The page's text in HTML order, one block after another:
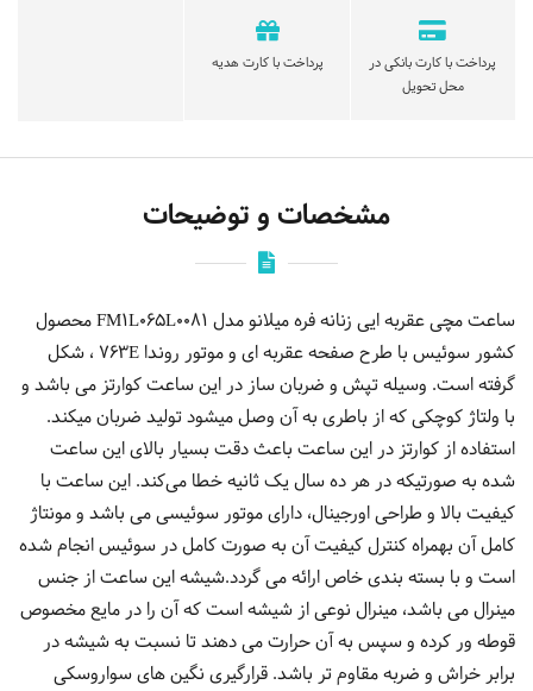
پرداخت با کارت بانکی در
محل تحویل
پرداخت با کارت هدیه
مشخصات و توضیحات
ساعت مچی عقربه ایی زنانه فره میلانو مدل FM1L065L0081 محصول
کشور سوئیس با طرح صفحه عقربه ای و موتور روندا 763E ، شکل
گرفته است. وسیله تپش و ضربان ساز در این ساعت کوارتز می باشد و
با ولتاژ کوچکی که از باطری به آن وصل میشود تولید ضربان میکند.
استفاده از کوارتز در این ساعت باعث دقت بسیار بالای این ساعت
شده به صورتیکه در هر ده سال یک ثانیه خطا می‌کند. این ساعت با
کیفیت بالا و طراحی اورجینال، دارای موتور سوئیسی می باشد و مونتاژ
کامل آن بهمراه کنترل کیفیت آن به صورت کامل در سوئیس انجام شده
است و با بسته بندی خاص ارائه می گردد.شیشه این ساعت از جنس
مینرال می باشد، مینرال نوعی از شیشه است که آن را در مایع مخصوص
قوطه ور کرده و سپس به آن حرارت می دهند تا نسبت به شیشه در
برابر خراش و ضربه مقاوم تر باشد. قرارگیری نگین های سواروسکی